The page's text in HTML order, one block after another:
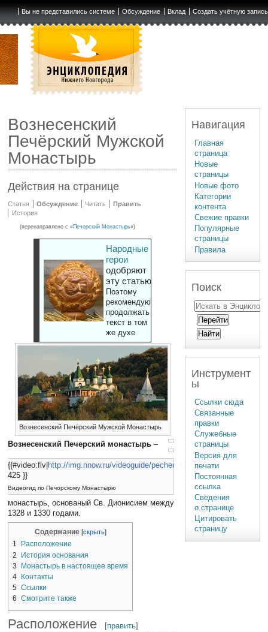
Вы не представились системе Обсуждение Вклад Создать учётную запись
Вознесенский
Печёрский Мужской
Монастырь
Действия на странице
Статья Обсуждение Читать
Править
История
(перенаправлено с «Печорский Монастырь»)
Народные
герои
одобряют
эту статью
Поэтому
рекомендуют
продолжать
текст в том
же духе
Вознесенский Печёрский Мужской Монастырь
{{#video:flv| http://img.nnow.ru/videoguide/pechersky.flv%7C
425 }}
Видеогид по Печорскому Монастырю
Вознесенский Печерский монастырь –
монастырь, основаный Св. Дионисием между
1328 и 1330 годами.
Содержание
1
Расположение
2
История основания
3
Монастырь в настоящее время
4
Контакты
5 Ссылки
6
Смотрите также
Расположение [править]
Навигация
Главная
страница
Новые
страницы
Новые фото
Категории
контента
Свежие правки
Популярные
страницы
Правила
Поиск
Инструмент
ы
Ссылки сюда
Связанные
правки
Служебные
страницы
Версия для
печати
Постоянная
ссылка
Сведения
о странице
Цитировать
страницу